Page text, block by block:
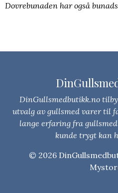
Dovrebunaden har også
DinGullsmedbutikk.no
utvalg av gullsmed varer til
lange erfaring fra
kunde trygt kan
© 2026